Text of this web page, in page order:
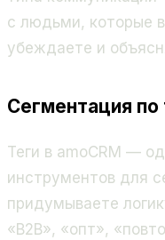
с людьми, которые
убеждаете и
Сегментация по
Теги в amoCRM —
инструментов для
придумываете
«B2B», «опт»,